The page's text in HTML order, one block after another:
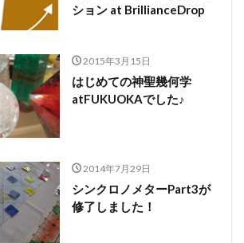
ション at BrillianceDrop
2015年3月15日
はじめての神聖幾何学
atFUKUOKAでした♪
2014年7月29日
シンクロノメターPart3が
修了しました！